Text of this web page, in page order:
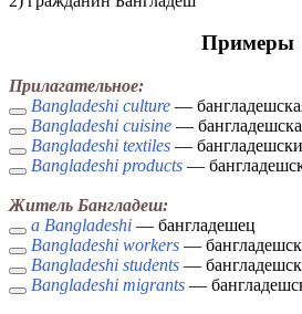
Примеры
Прилагательное:
Bangladeshi culture —
Bangladeshi cuisine —
Bangladeshi textiles —
Bangladeshi products —
Житель Бангладеш:
a Bangladeshi — бангладешец
Bangladeshi workers —
Bangladeshi students —
Bangladeshi migrants —